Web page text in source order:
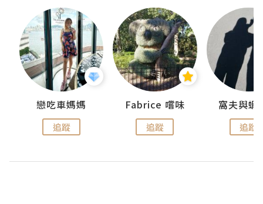
戀吃車媽媽
追蹤
Fabrice 嚐味
追蹤
窩夫與蝦
追蹤